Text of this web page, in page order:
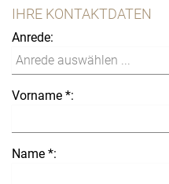
IHRE KONTAKTDATEN
Anrede:
Vorname *:
Name *: